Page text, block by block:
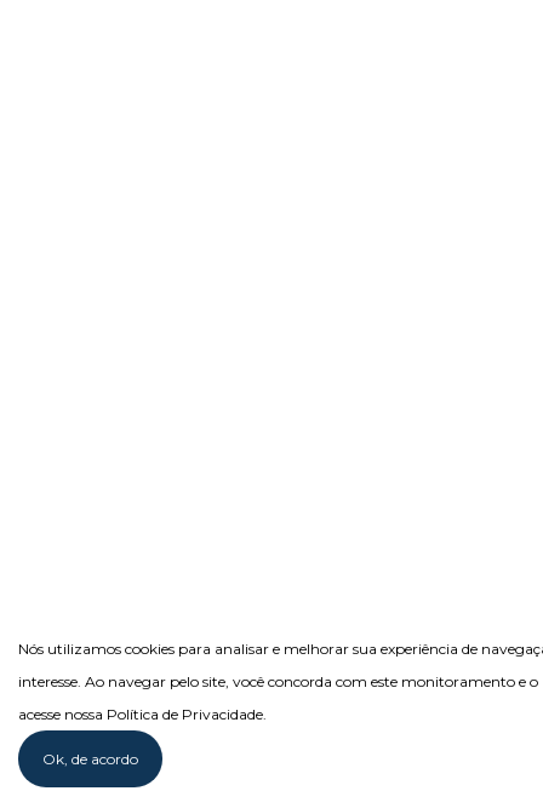
Nós utilizamos cookies para analisar e melhorar sua experiência de
interesse. Ao navegar pelo site, você concorda com este monitoramento e o
acesse nossa Política de Privacidade.
Ok, de acordo